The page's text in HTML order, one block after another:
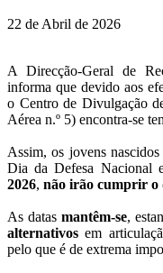
22 de Abril de 2026
A Direcção-Geral de
informa que devido aos
o Centro de Divulgação
Aérea n.º 5) encontra-se
Assim, os jovens nascidos
Dia da Defesa Nacional
2026, não irão cumprir o
As datasmantêm-se,
alternativos em
pelo que é de extrema